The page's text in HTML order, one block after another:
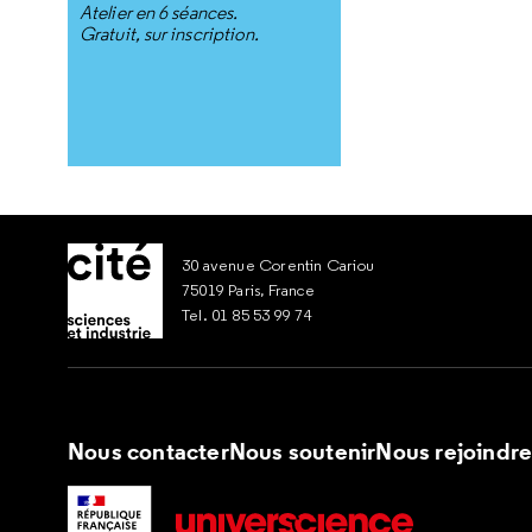
Atelier en 6 séances.
Gratuit, sur inscription.
30 avenue Corentin Cariou
75019 Paris, France
Tel. 01 85 53 99 74
Nous contacterNous soutenirNous rejoindre